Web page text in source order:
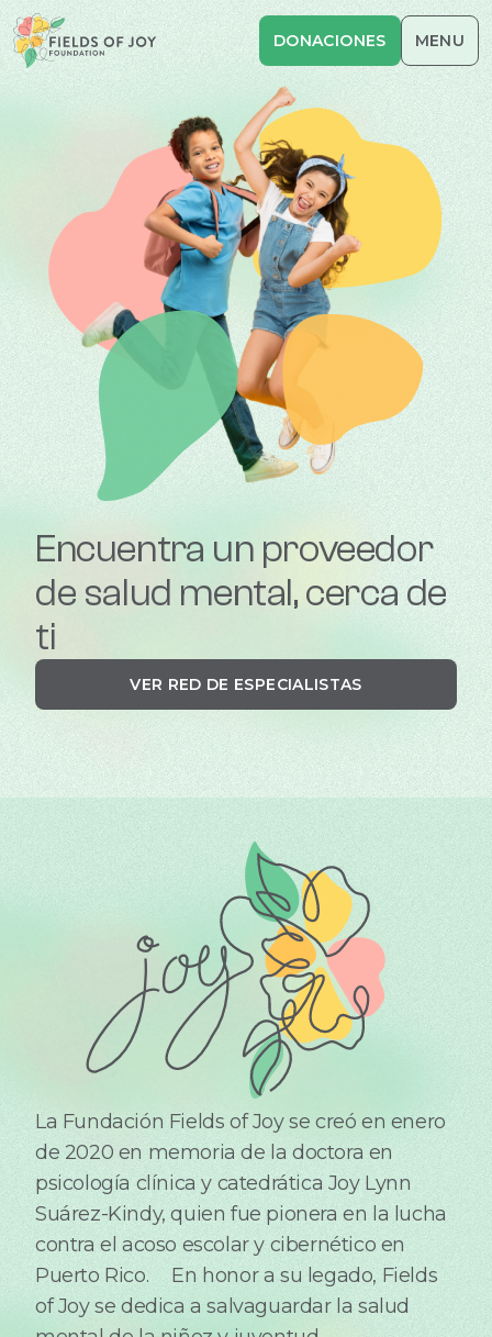
DONACIONES MENU
INICIO
SOBRE
INICIATIVAS
RECURSOS
CONTACTO
RED DE
ENG
Encuentra un proveedor
de salud mental, cerca de
ti
VER RED DE ESPECIALISTAS
La Fundación Fields of Joy se creó en enero
de 2020 en memoria de la doctora en
psicología clínica y catedrática Joy Lynn
Suárez-Kindy, quien fue pionera en la lucha
contra el acoso escolar y cibernético en
Puerto Rico. En honor a su legado, Fields
of Joy se dedica a salvaguardar la salud